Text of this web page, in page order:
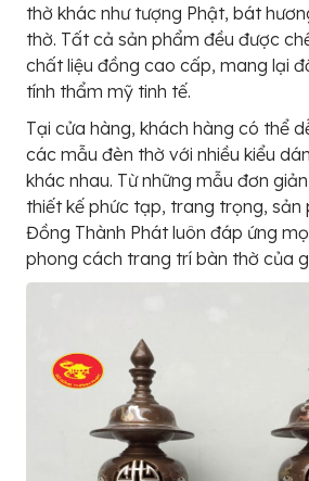
thờ khác như tượng Phật, bát
thờ. Tất cả sản phẩm đều được
chất liệu đồng cao cấp, mang lại
tính thẩm mỹ tinh tế.
Tại cửa hàng, khách hàng có thể
các mẫu đèn thờ với nhiều kiểu
khác nhau. Từ những mẫu đơn
thiết kế phức tạp, trang trọng,
Đồng Thành Phát luôn đáp ứng
phong cách trang trí bàn thờ của